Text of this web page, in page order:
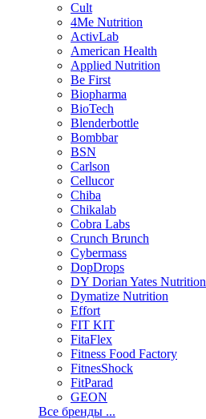
Cult
4Me Nutrition
ActivLab
American Health
Applied Nutrition
Be First
Biopharma
BioTech
Blenderbottle
Bombbar
BSN
Carlson
Cellucor
Chiba
Chikalab
Cobra Labs
Crunch Brunch
Cybermass
DopDrops
DY Dorian Yates Nutrition
Dymatize Nutrition
Effort
FIT KIT
FitaFlex
Fitness Food Factory
FitnesShock
FitParad
GEON
Все бренды ...